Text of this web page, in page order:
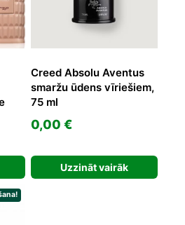
€.
Creed Absolu Aventus
smaržu ūdens vīriešiem,
75 ml
0,00 €
Uzzināt vairāk